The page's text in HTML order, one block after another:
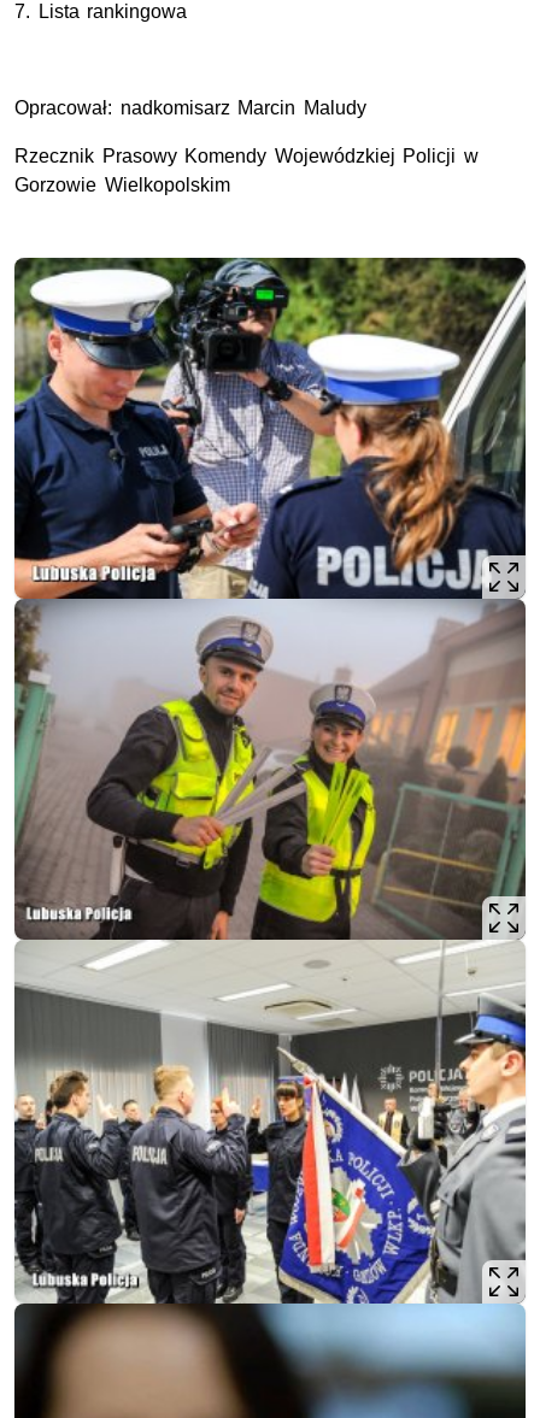
7. Lista rankingowa
Opracował: nadkomisarz Marcin Maludy
Rzecznik Prasowy Komendy Wojewódzkiej Policji w
Gorzowie Wielkopolskim